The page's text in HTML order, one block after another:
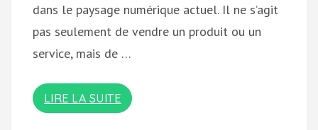
dans le paysage numérique actuel. Il ne s’agit
pas seulement de vendre un produit ou un
service, mais de …
LIRE LA SUITE